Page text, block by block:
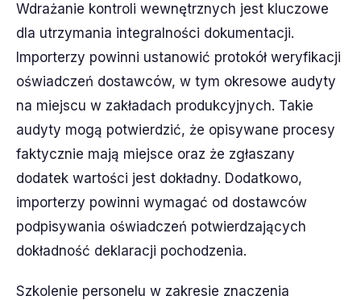
Wdrażanie kontroli wewnętrznych jest kluczowe
dla utrzymania integralności dokumentacji.
Importerzy powinni ustanowić protokół weryfikacji
oświadczeń dostawców, w tym okresowe audyty
na miejscu w zakładach produkcyjnych. Takie
audyty mogą potwierdzić, że opisywane procesy
faktycznie mają miejsce oraz że zgłaszany
dodatek wartości jest dokładny. Dodatkowo,
importerzy powinni wymagać od dostawców
podpisywania oświadczeń potwierdzających
dokładność deklaracji pochodzenia.
Szkolenie personelu w zakresie znaczenia